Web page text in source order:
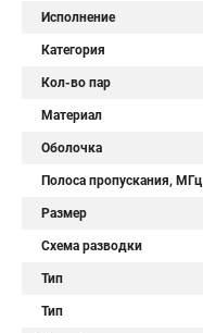
Исполнение
Категория
Кол-во пар
Материал
Оболочка
Полоса пропускания, МГц
Размер
Схема разводки
Тип
Тип